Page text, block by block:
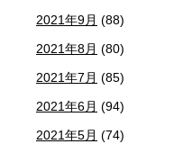
2021年9月 (88)
2021年8月 (80)
2021年7月 (85)
2021年6月 (94)
2021年5月 (74)